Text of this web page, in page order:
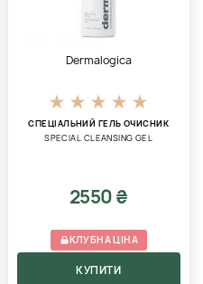
Dermalogica
СПЕЦІАЛЬНИЙ ГЕЛЬ ОЧИСНИК
SPECIAL CLEANSING GEL
2550 ₴
КЛУБНА ЦІНА
КУПИТИ